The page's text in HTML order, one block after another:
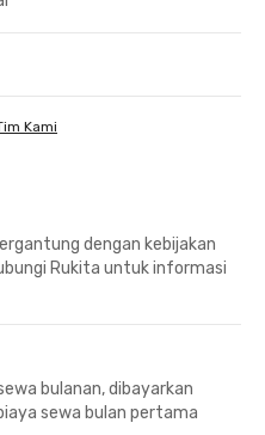
Kami
dengan kebijakan
Rukita untuk informasi
bulanan, dibayarkan
sewa bulan pertama